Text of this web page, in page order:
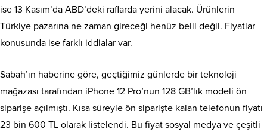
ise 13 Kasım’da ABD’deki raflarda yerini alacak. Ürünlerin
Türkiye pazarına ne zaman gireceği henüz belli değil. Fiyatlar
konusunda ise farklı iddialar var.
Sabah’ın haberine göre, geçtiğimiz günlerde bir teknoloji
mağazası tarafından iPhone 12 Pro’nun 128 GB’lık modeli ön
siparişe açılmıştı. Kısa süreyle ön siparişte kalan telefonun fiyatı
23 bin 600 TL olarak listelendi. Bu fiyat sosyal medya ve çeşitli